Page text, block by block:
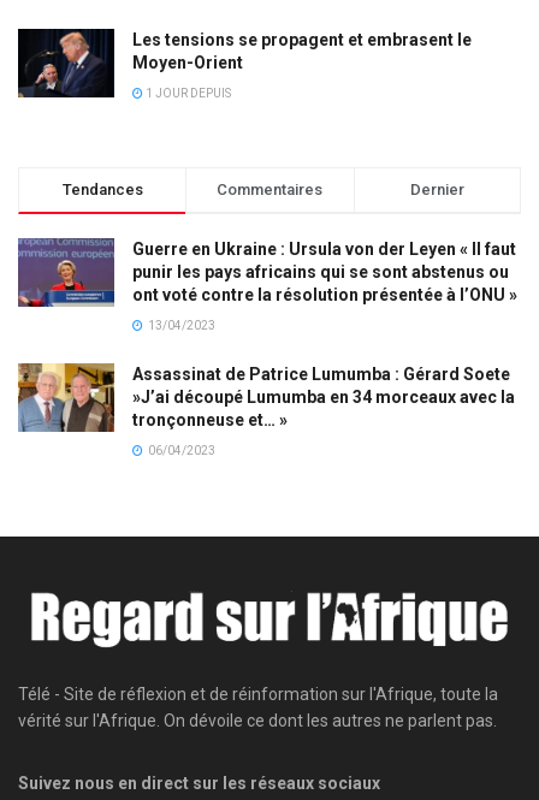
Les tensions se propagent et embrasent le
Moyen-Orient
1 JOUR DEPUIS
Tendances Commentaires Dernier
Guerre en Ukraine : Ursula von der Leyen « Il faut
punir les pays africains qui se sont abstenus ou
ont voté contre la résolution présentée à l’ONU »
13/04/2023
Assassinat de Patrice Lumumba : Gérard Soete
»J’ai découpé Lumumba en 34 morceaux avec la
tronçonneuse et… »
06/04/2023
Télé - Site de réflexion et de réinformation sur l'Afrique, toute la
vérité sur l'Afrique. On dévoile ce dont les autres ne parlent pas.
Suivez nous en direct sur les réseaux sociaux